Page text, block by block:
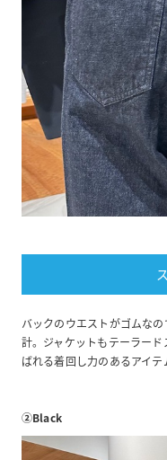
バックのウエストがゴムな
計。ジャケットもテーラー
ばれる着回し力のあるアイテ
②Black